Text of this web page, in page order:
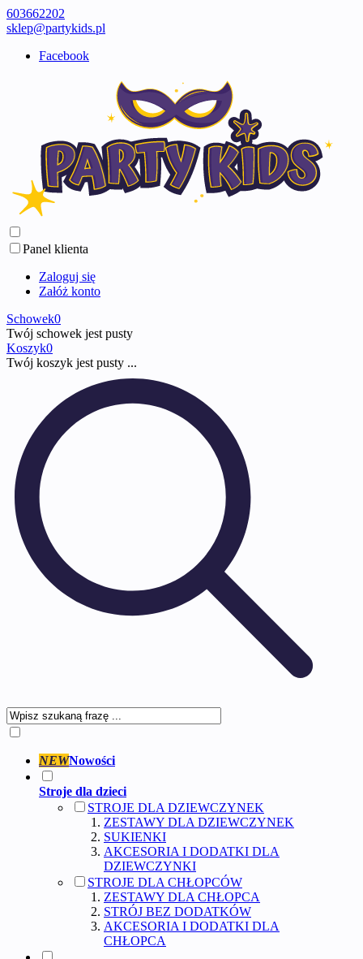
603662202
sklep@partykids.pl
Facebook
Panel klienta
Zaloguj się
Załóż konto
Schowek0
Twój schowek jest pusty
Koszyk0
Twój koszyk jest pusty ...
NEWNowości
Stroje dla dzieci
STROJE DLA DZIEWCZYNEK
ZESTAWY DLA DZIEWCZYNEK
SUKIENKI
AKCESORIA I DODATKI DLA
DZIEWCZYNKI
STROJE DLA CHŁOPCÓW
ZESTAWY DLA CHŁOPCA
STRÓJ BEZ DODATKÓW
AKCESORIA I DODATKI DLA
CHŁOPCA